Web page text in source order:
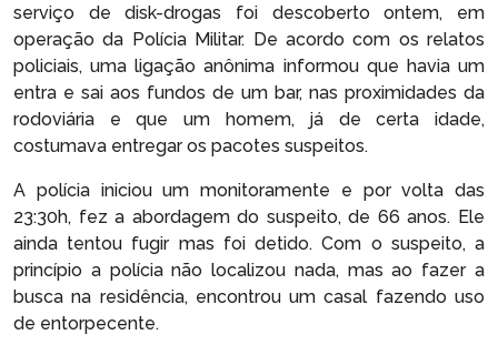
serviço de disk-drogas foi descoberto ontem, em
operação da Polícia Militar. De acordo com os relatos
policiais, uma ligação anônima informou que havia um
entra e sai aos fundos de um bar, nas proximidades da
rodoviária e que um homem, já de certa idade,
costumava entregar os pacotes suspeitos.
A polícia iniciou um monitoramente e por volta das
23:30h, fez a abordagem do suspeito, de 66 anos. Ele
ainda tentou fugir mas foi detido. Com o suspeito, a
princípio a polícia não localizou nada, mas ao fazer a
busca na residência, encontrou um casal fazendo uso
de entorpecente.